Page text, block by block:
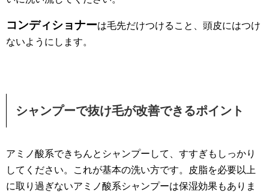
コンディショナーは毛先だけつけること、頭皮にはつけ
ないようにします。
シャンプーで抜け毛が改善できるポイント
アミノ酸系できちんとシャンプーして、すすぎもしっかり
してください。これが基本の洗い方です。皮脂を必要以上
に取り過ぎないアミノ酸系シャンプーは保湿効果もありま